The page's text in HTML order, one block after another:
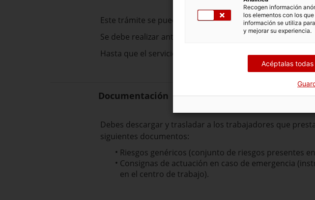
Este trámite se puede solicitar en cualquier momento.
Se debe realizar antes del inicio de las actividades, con
Hasta que el servicio de prevención no haya validado
Documentación
Debes descargar y trasladar a los trabajadores que
siguientes documentos:
Riesgos genéricos (conjunto de riesgos presentes
Consignas de actuación en caso de emergencia
en el centro de trabajo).
Recogen información
los elementos con los
información se utiliza
y mejorar su experiencia.
Acéptalas todas